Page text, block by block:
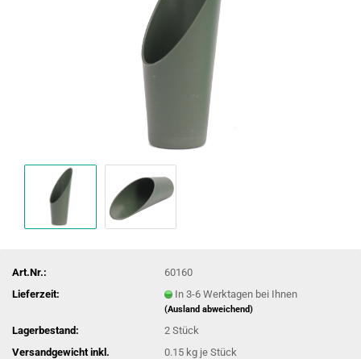
Art.Nr.:
60160
Lieferzeit:
In 3-6 Werktagen bei Ihnen
(Ausland abweichend)
Lagerbestand: 2Stück
Versandgewicht inkl.
0.15 kg je Stück